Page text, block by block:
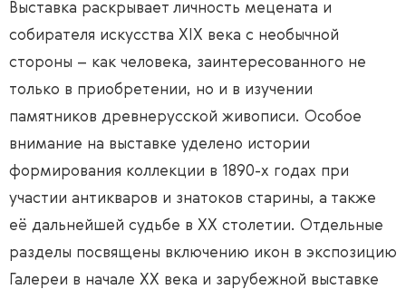
Выставка раскрывает личность мецената и
собирателя искусства XIX века c необычной
стороны – как человека, заинтересованного не
только в приобретении, но и в изучении
памятников древнерусской живописи. Особое
внимание на выставке уделено истории
формирования коллекции в 1890-х годах при
участии антикваров и знатоков старины, а также
её дальнейшей судьбе в XX столетии. Отдельные
разделы посвящены включению икон в экспозицию
Галереи в начале XX века и зарубежной выставке